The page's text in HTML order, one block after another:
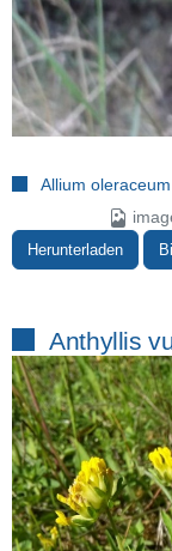
Allium
Herunterladen
Anthyllis